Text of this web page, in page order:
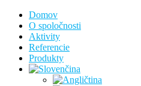
Domov
O spoločnosti
Aktivity
Referencie
Produkty